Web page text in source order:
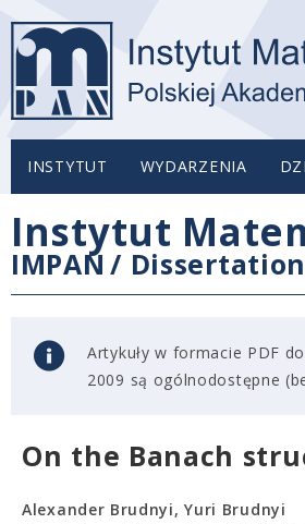
INSTYTUT WYDARZENIA
Instytut
IMPAN /
Artykuły w formacie PDF
2009 są ogólnodostępne
On the Banach
Alexander Brudnyi, Yuri Brudnyi